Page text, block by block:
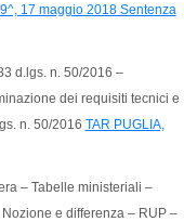
17 maggio 2018 Sentenza
d.lgs. n. 50/2016 –
dei requisiti tecnici e
n. 50/2016 TAR PUGLIA,
– Tabelle ministeriali –
e differenza – RUP –